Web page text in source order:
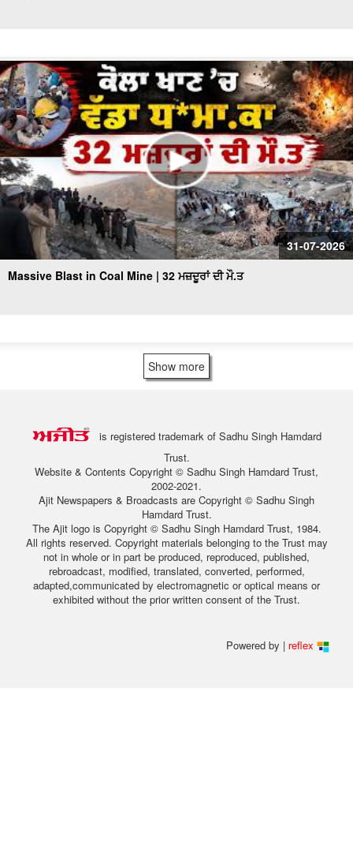
31-07-2026
Massive Blast in Coal Mine | 32 ਮਜ਼ਦੂਰਾਂ ਦੀ ਮੌ.ਤ
Show more
is registered trademark of Sadhu Singh Hamdard
Trust.
Website & Contents Copyright © Sadhu Singh Hamdard Trust,
2002-2021.
Ajit Newspapers & Broadcasts are Copyright © Sadhu Singh
Hamdard Trust.
The Ajit logo is Copyright © Sadhu Singh Hamdard Trust, 1984.
All rights reserved. Copyright materials belonging to the Trust may
not in whole or in part be produced, reproduced, published,
rebroadcast, modified, translated, converted, performed,
adapted,communicated by electromagnetic or optical means or
exhibited without the prior written consent of the Trust.
Powered by | reflex